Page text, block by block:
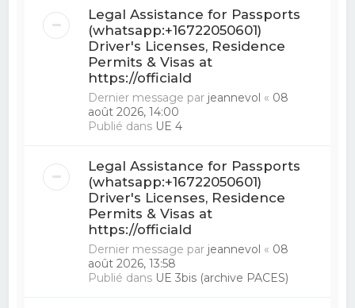
Legal Assistance for Passports
(whatsapp:+16722050601)
Driver's Licenses, Residence
Permits & Visas at
https://officiald
Dernier message par jeannevol « 08
août 2026, 14:00
Publié dans UE 4
Legal Assistance for Passports
(whatsapp:+16722050601)
Driver's Licenses, Residence
Permits & Visas at
https://officiald
Dernier message par jeannevol « 08
août 2026, 13:58
Publié dans UE 3bis (archive PACES)